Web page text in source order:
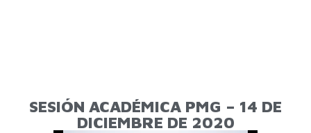
SESIÓN ACADÉMICA PMG – 14 DE
DICIEMBRE DE 2020